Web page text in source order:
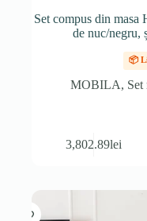
Set compus din
de nuc/negru,
📦
MOBILA, Set
3,802.89lei